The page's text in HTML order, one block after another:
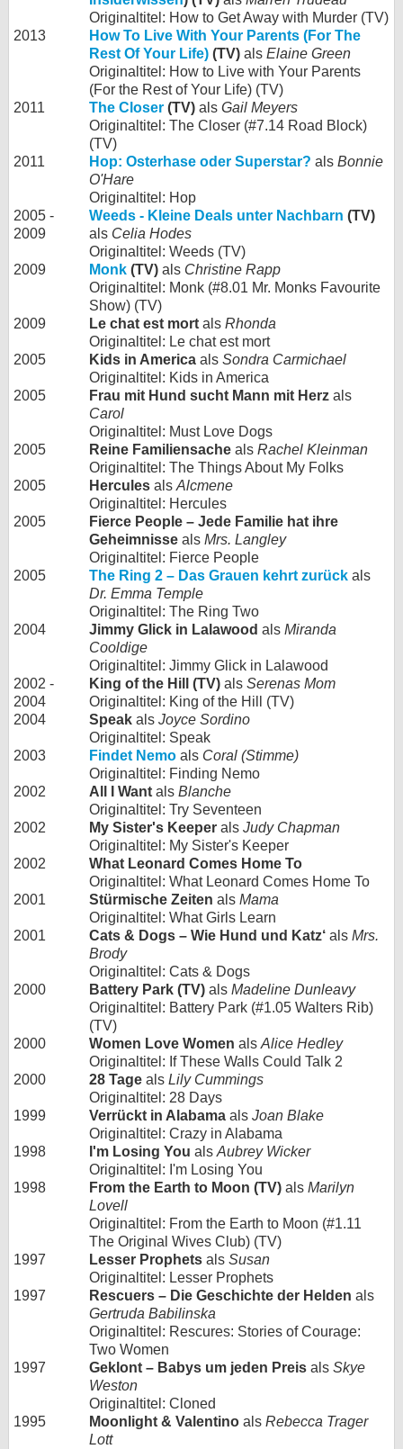
Originaltitel: How to Get Away with Murder (TV)
2013
How To Live With Your Parents (For The
Rest Of Your Life) (TV) als Elaine Green
Originaltitel: How to Live with Your Parents
(For the Rest of Your Life) (TV)
2011
The Closer (TV) als Gail Meyers
Originaltitel: The Closer (#7.14 Road Block)
(TV)
2011
Hop: Osterhase oder Superstar? als Bonnie
O'Hare
Originaltitel: Hop
2005 -
2009
Weeds - Kleine Deals unter Nachbarn (TV)
als Celia Hodes
Originaltitel: Weeds (TV)
2009
Monk (TV) als Christine Rapp
Originaltitel: Monk (#8.01 Mr. Monks Favourite
Show) (TV)
2009
Le chat est mort als Rhonda
Originaltitel: Le chat est mort
2005
Kids in America als Sondra Carmichael
Originaltitel: Kids in America
2005
Frau mit Hund sucht Mann mit Herz als
Carol
Originaltitel: Must Love Dogs
2005
Reine Familiensache als Rachel Kleinman
Originaltitel: The Things About My Folks
2005
Hercules als Alcmene
Originaltitel: Hercules
2005
Fierce People – Jede Familie hat ihre
Geheimnisse als Mrs. Langley
Originaltitel: Fierce People
2005
The Ring 2 – Das Grauen kehrt zurück als
Dr. Emma Temple
Originaltitel: The Ring Two
2004
Jimmy Glick in Lalawood als Miranda
Cooldige
Originaltitel: Jimmy Glick in Lalawood
2002 -
2004
King of the Hill (TV) als Serenas Mom
Originaltitel: King of the Hill (TV)
2004
Speak als Joyce Sordino
Originaltitel: Speak
2003
Findet Nemo als Coral (Stimme)
Originaltitel: Finding Nemo
2002
All I Want als Blanche
Originaltitel: Try Seventeen
2002
My Sister's Keeper als Judy Chapman
Originaltitel: My Sister's Keeper
2002
What Leonard Comes Home To
Originaltitel: What Leonard Comes Home To
2001
Stürmische Zeiten als Mama
Originaltitel: What Girls Learn
2001
Cats & Dogs – Wie Hund und Katz‘ als Mrs.
Brody
Originaltitel: Cats & Dogs
2000
Battery Park (TV) als Madeline Dunleavy
Originaltitel: Battery Park (#1.05 Walters Rib)
(TV)
2000
Women Love Women als Alice Hedley
Originaltitel: If These Walls Could Talk 2
2000
28 Tage als Lily Cummings
Originaltitel: 28 Days
1999
Verrückt in Alabama als Joan Blake
Originaltitel: Crazy in Alabama
1998
I'm Losing You als Aubrey Wicker
Originaltitel: I'm Losing You
1998
From the Earth to Moon (TV) als Marilyn
Lovell
Originaltitel: From the Earth to Moon (#1.11
The Original Wives Club) (TV)
1997
Lesser Prophets als Susan
Originaltitel: Lesser Prophets
1997
Rescuers – Die Geschichte der Helden als
Gertruda Babilinska
Originaltitel: Rescures: Stories of Courage:
Two Women
1997
Geklont – Babys um jeden Preis als Skye
Weston
Originaltitel: Cloned
1995
Moonlight & Valentino als Rebecca Trager
Lott